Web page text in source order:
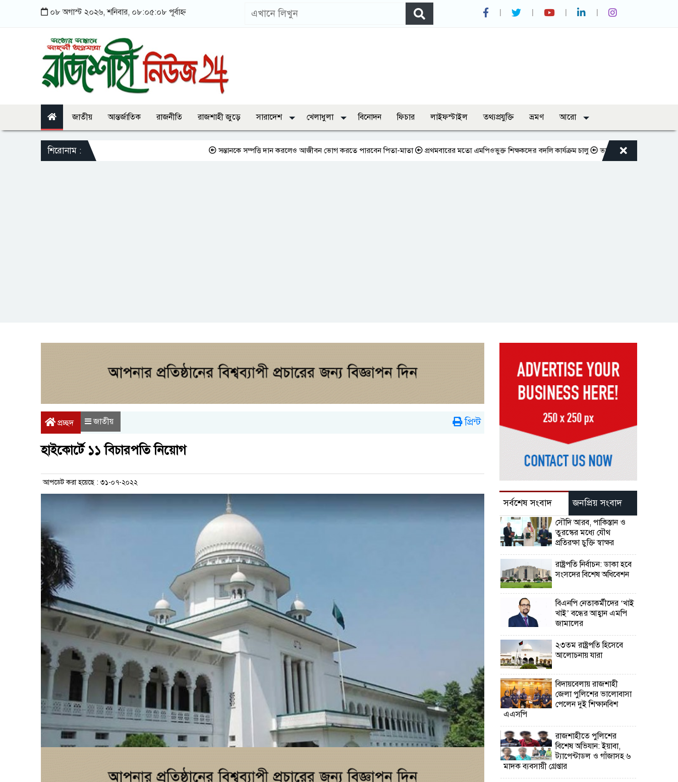
০৮ অগাস্ট ২০২৬, শনিবার, ০৮:০৫:০৮ পূর্বাহ্ন
জাতীয় আন্তর্জাতিক রাজনীতি রাজশাহী জুড়ে সারাদেশ খেলাধুলা বিনোদন ফিচার লাইফস্টাইল তথ্যপ্রযুক্তি ভ্রমণ আরো
শিরোনাম : সন্তানকে সম্পত্তি দান করলেও আজীবন ভোগ করতে পারবেন পিতা-মাতা প্রথমবারের মতো এমপিওভুক্ত শিক্ষকদের বদলি কার্যক্রম চালু ভারপ্রাপ্ত রাষ্ট্রপতিকে শুভেচ্ছা
প্রচ্ছদ জাতীয় প্রিন্ট
হাইকোর্টে ১১ বিচারপতি নিয়োগ
আপডেট করা হয়েছে : ৩১-০৭-২০২২
সর্বশেষ সংবাদ জনপ্রিয় সংবাদ
সৌদি আরব, পাকিস্তান ও
তুরস্কের মধ্যে যৌথ
প্রতিরক্ষা চুক্তি স্বাক্ষর
রাষ্ট্রপতি নির্বাচন: ডাকা হবে
সংসদের বিশেষ অধিবেশন
বিএনপি নেতাকর্মীদের ‘খাই
খাই’ বন্ধের আহ্বান এমপি
জামালের
২৩তম রাষ্ট্রপতি হিসেবে
আলোচনায় যারা
বিদায়বেলায় রাজশাহী
জেলা পুলিশের ভালোবাসা
পেলেন দুই শিক্ষানবিশ
এএসপি
রাজশাহীতে পুলিশের
বিশেষ অভিযান: ইয়াবা,
ট্যাপেন্টাডল ও গাঁজাসহ ৬
মাদক ব্যবসায়ী গ্রেপ্তার